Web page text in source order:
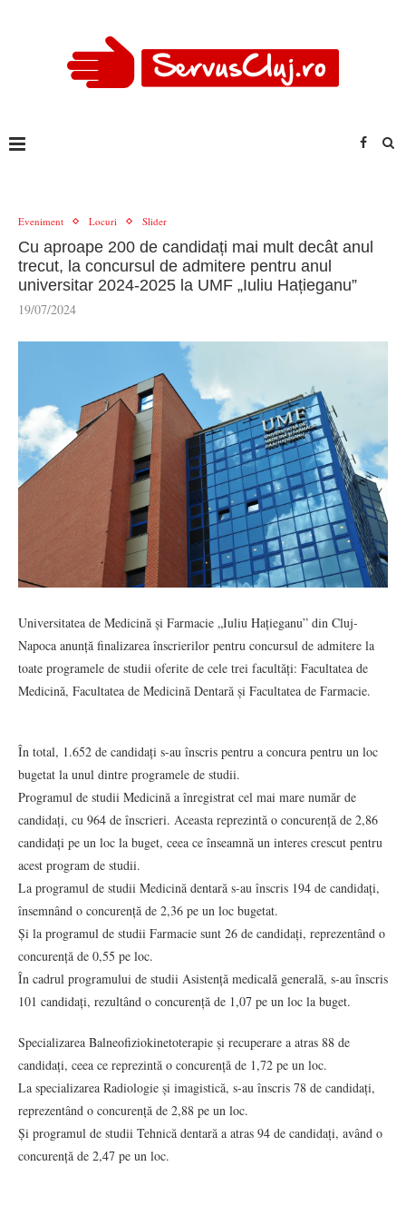
Eveniment Locuri Slider
Cu aproape 200 de candidați mai mult decât anul
trecut, la concursul de admitere pentru anul
universitar 2024-2025 la UMF „Iuliu Hațieganu”
19/07/2024
Universitatea de Medicină și Farmacie „Iuliu Hațieganu” din Cluj-
Napoca anunță finalizarea înscrierilor pentru concursul de admitere la
toate programele de studii oferite de cele trei facultăți: Facultatea de
Medicină, Facultatea de Medicină Dentară și Facultatea de Farmacie.
În total, 1.652 de candidați s-au înscris pentru a concura pentru un loc
bugetat la unul dintre programele de studii.
Programul de studii Medicină a înregistrat cel mai mare număr de
candidați, cu 964 de înscrieri. Aceasta reprezintă o concurență de 2,86
candidați pe un loc la buget, ceea ce înseamnă un interes crescut pentru
acest program de studii.
La programul de studii Medicină dentară s-au înscris 194 de candidați,
însemnând o concurență de 2,36 pe un loc bugetat.
Și la programul de studii Farmacie sunt 26 de candidați, reprezentând o
concurență de 0,55 pe loc.
În cadrul programului de studii Asistență medicală generală, s-au înscris
101 candidați, rezultând o concurență de 1,07 pe un loc la buget.
Specializarea Balneofiziokinetoterapie și recuperare a atras 88 de
candidați, ceea ce reprezintă o concurență de 1,72 pe un loc.
La specializarea Radiologie și imagistică, s-au înscris 78 de candidați,
reprezentând o concurență de 2,88 pe un loc.
Și programul de studii Tehnică dentară a atras 94 de candidați, având o
concurență de 2,47 pe un loc.